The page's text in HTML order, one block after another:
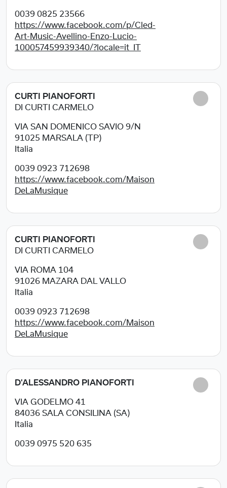
0039 0825 23566
https://www.facebook.com/p/Cled-
Art-Music-Avellino-Enzo-Lucio-
100057459939340/?locale=it_IT
CURTI PIANOFORTI
DI CURTI CARMELO
VIA SAN DOMENICO SAVIO 9/N
91025 MARSALA (TP)
Italia
0039 0923 712698
https://www.facebook.com/Maison
DeLaMusique
CURTI PIANOFORTI
DI CURTI CARMELO
VIA ROMA 104
91026 MAZARA DAL VALLO
Italia
0039 0923 712698
https://www.facebook.com/Maison
DeLaMusique
D'ALESSANDRO PIANOFORTI
VIA GODELMO 41
84036 SALA CONSILINA (SA)
Italia
0039 0975 520 635